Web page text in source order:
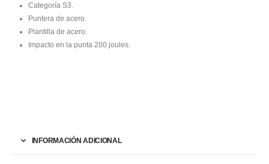
Categoría S3.
Puntera de acero.
Plantilla de acero.
Impacto en la punta 200 joules.
INFORMACIÓN ADICIONAL